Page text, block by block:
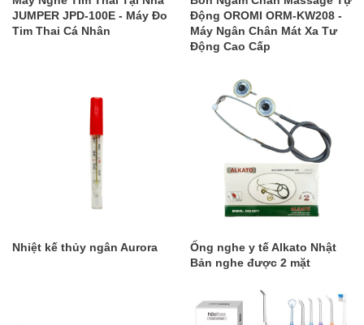
JUMPER JPD-100E - Máy Đo
Tim Thai Cá Nhân
Động OROMI ORM-KW208 -
Máy Ngân Chân Mát Xa Tư
Động Cao Cấp
Nhiệt kế thủy ngân Aurora
Ống nghe y tế Alkato Nhật
Bản nghe được 2 mặt